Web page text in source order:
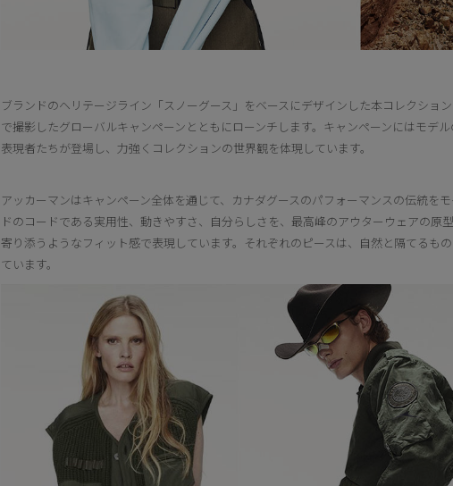
ブランドのヘリテージライン「スノーグース」をベースにデザインした本コレクショ
で撮影したグローバルキャンペーンとともにローンチします。キャンペーンにはモデ
表現者たちが登場し、力強くコレクションの世界観を体現しています。
アッカーマンはキャンペーン全体を通じて、カナダグースのパフォーマンスの伝統を
ドのコードである実用性、動きやすさ、自分らしさを、最高峰のアウターウェアの原
寄り添うようなフィット感で表現しています。それぞれのピースは、自然と隔てるも
ています。